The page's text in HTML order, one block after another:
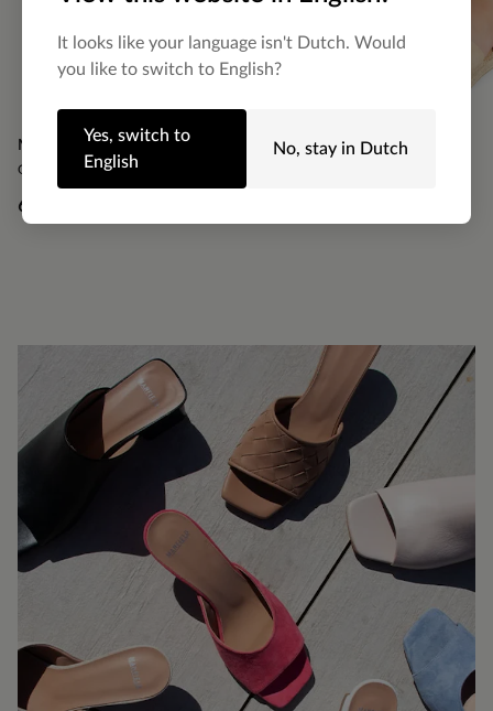
Manfield
Groene suède sandalen met hak
60.00
Manfield
It looks like your language isn't Dutch. Would
you like to switch to English?
Yes, switch to
English
No, stay in Dutch